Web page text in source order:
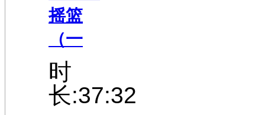
摇篮
（一
时
长:37:32